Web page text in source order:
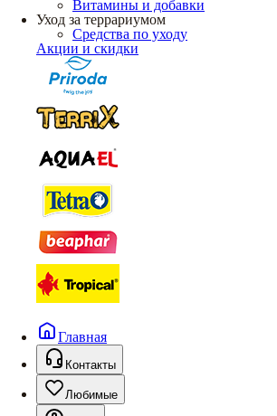
Витамины и добавки
Уход за террариумом
Средства по уходу
Акции и скидки
Главная
Контакты
Любимые